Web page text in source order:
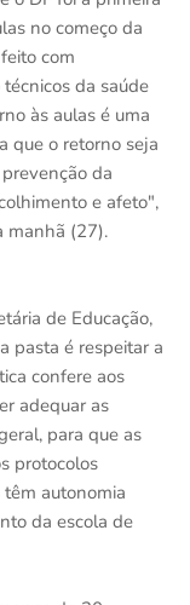
no começo da
com
da saúde
às aulas é uma
que o retorno seja
da
e afeto",
manhã (27).
de Educação,
pasta é respeitar a
confere aos
adequar as
para que as
protocolos
têm autonomia
da escola de